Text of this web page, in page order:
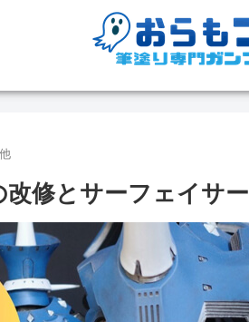
修とサーフェイサー